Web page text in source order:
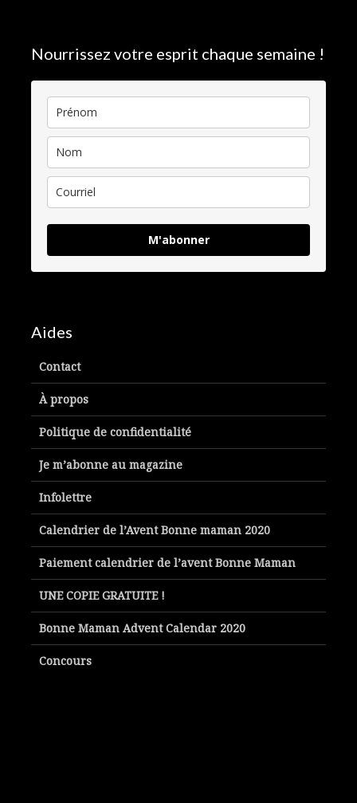
Nourrissez votre esprit chaque semaine !
M'abonner
Aides
Contact
À propos
Politique de confidentialité
Je m’abonne au magazine
Infolettre
Calendrier de l’Avent Bonne maman 2020
Paiement calendrier de l’avent Bonne Maman
UNE COPIE GRATUITE !
Bonne Maman Advent Calendar 2020
Concours